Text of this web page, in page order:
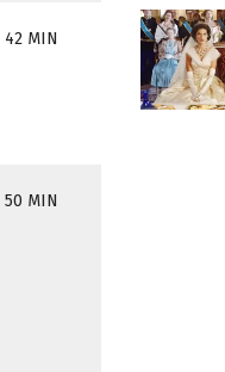
42 MIN
50 MIN